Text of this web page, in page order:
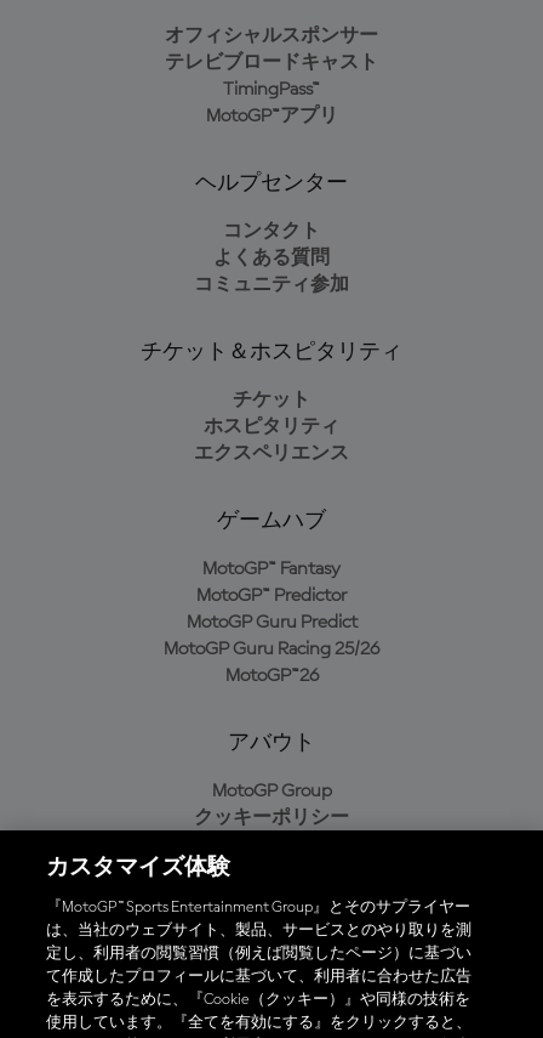
オフィシャルスポンサー
テレビブロードキャスト
TimingPass™
MotoGP™アプリ
ヘルプセンター
コンタクト
よくある質問
コミュニティ参加
チケット＆ホスピタリティ
チケット
ホスピタリティ
エクスペリエンス
ゲームハブ
MotoGP™ Fantasy
MotoGP™ Predictor
MotoGP Guru Predict
MotoGP Guru Racing 25/26
MotoGP™26
アバウト
MotoGP Group
クッキーポリシー
プライバシーポリシー
購入ポリシー
オフィシャルアプリ
カスタマイズ体験
『MotoGP™ Sports Entertainment Group』とそのサプライヤー
は、当社のウェブサイト、製品、サービスとのやり取りを測
定し、利用者の閲覧習慣（例えば閲覧したページ）に基づい
て作成したプロフィールに基づいて、利用者に合わせた広告
を表示するために、『Cookie（クッキー）』や同様の技術を
使用しています。『全てを有効にする』をクリックすると、